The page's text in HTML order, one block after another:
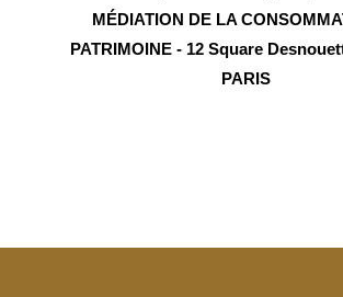
MÉDIATION DE LA
PATRIMOINE - 12 Square
PARIS